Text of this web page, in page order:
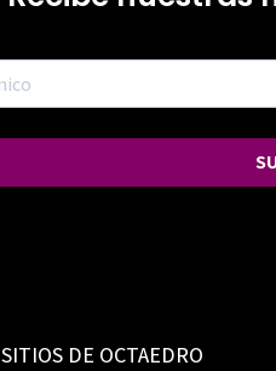
SITIOS DE OCTAEDRO